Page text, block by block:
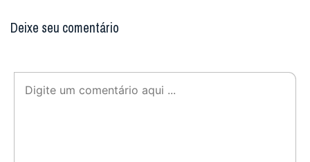
Deixe seu comentário